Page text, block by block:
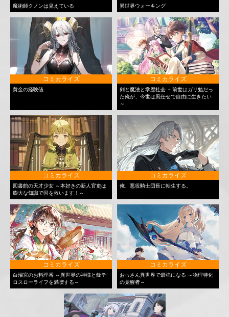
魔術師クノンは見えている 異世界ウォーキング
コミカライズ
黄金の経験値
コミカライズ
剣と魔法と学歴社会 ～前世はガリ勉だっ
た俺が、今世は風任せで自由に生きたい
～
コミカライズ
図書館の天才少女 ～本好きの新人官吏は
膨大な知識で国を救います！～
コミカライズ
俺、悪役騎士団長に転生する。
コミカライズ
白瑞宮のお料理番 ～異世界の神様と飯テ
ロスローライフを満喫する～
コミカライズ
おっさん異世界で最強になる ～物理特化
の覚醒者～